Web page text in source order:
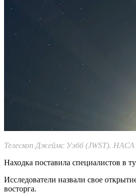
Телескоп Джеймс Уэбб (JWST). НАСА
Находка поставила специалистов в
Исследователи назвали свое
восторга.